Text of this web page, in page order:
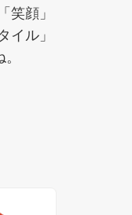
笑顔」
イル」